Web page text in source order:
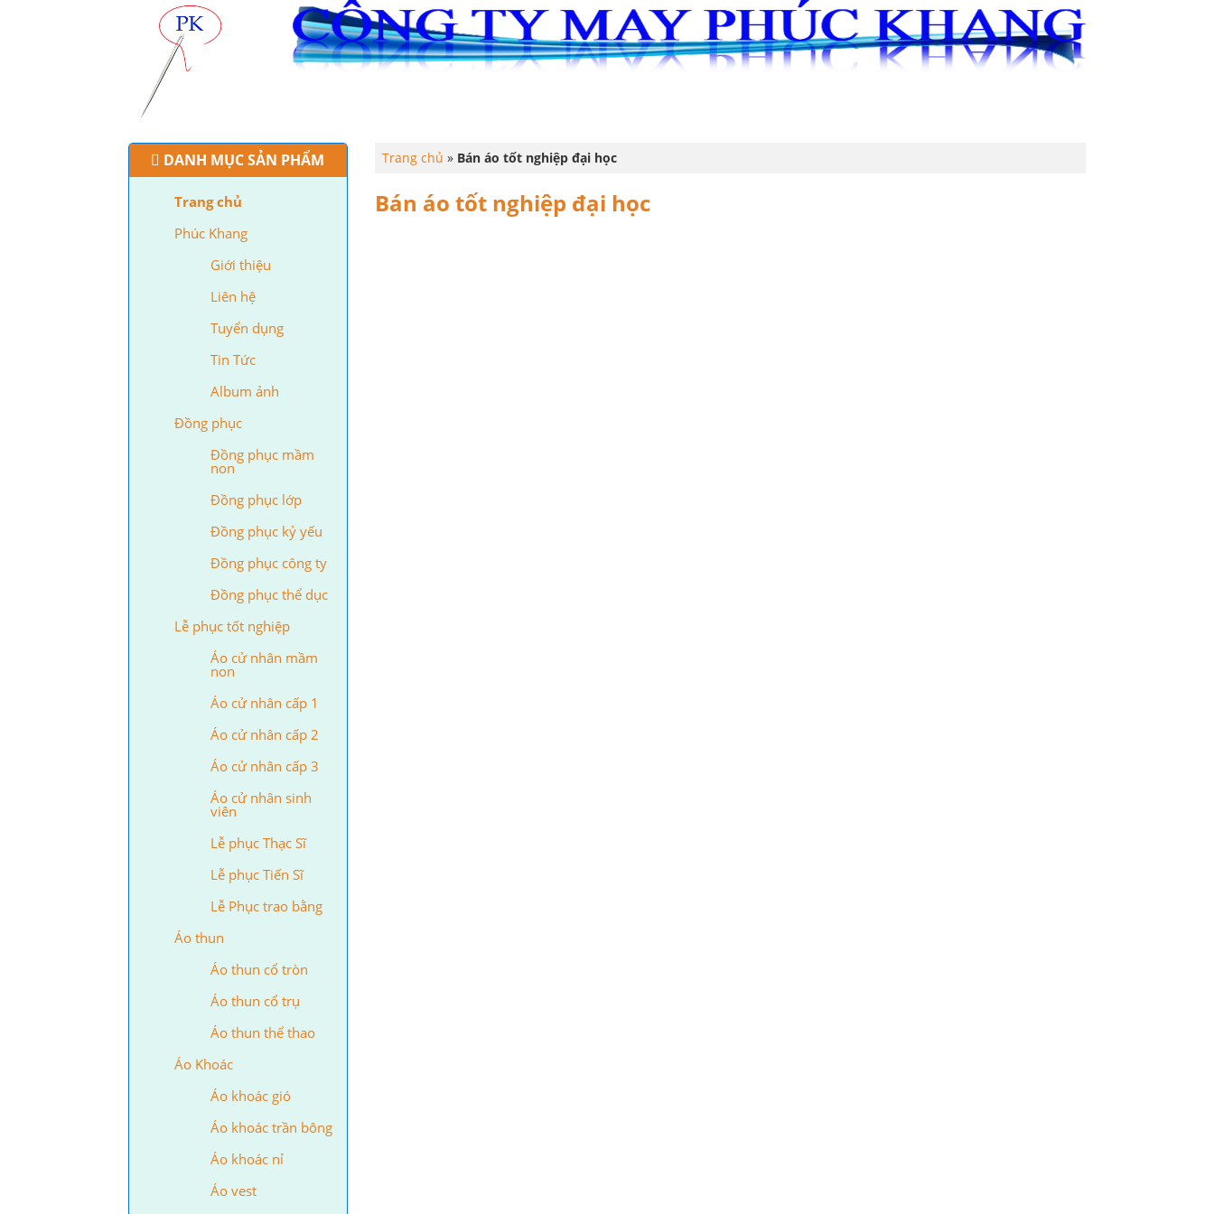
DANH MỤC SẢN PHẨM
Trang chủ
Phúc Khang
Giới thiệu
Liên hệ
Tuyển dụng
Tin Tức
Album ảnh
Đồng phục
Đồng phục mầm
non
Đồng phục lớp
Đồng phục kỷ yếu
Đồng phục công ty
Đồng phục thể dục
Lễ phục tốt nghiệp
Áo cử nhân mầm
non
Áo cử nhân cấp 1
Áo cử nhân cấp 2
Áo cử nhân cấp 3
Áo cử nhân sinh
viên
Lễ phục Thạc Sĩ
Lễ phục Tiến Sĩ
Lễ Phục trao bằng
Áo thun
Áo thun cổ tròn
Áo thun cổ trụ
Áo thun thể thao
Áo Khoác
Áo khoác gió
Áo khoác trần bông
Áo khoác nỉ
Áo vest
Trang chủ » Bán áo tốt nghiệp đại học
Bán áo tốt nghiệp đại học